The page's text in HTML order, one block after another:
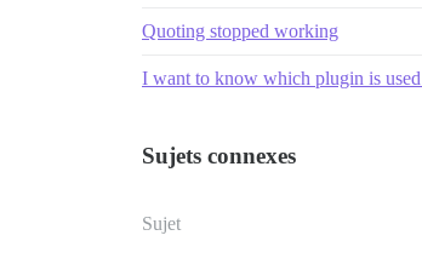
Quoting stopped working
I want to know which plugin is
Sujets connexes
Sujet